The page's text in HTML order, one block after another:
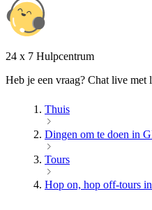
24 x 7 Hulpcentrum
Heb je een vraag? Chat live met
Thuis
Dingen om te doen in
Tours
Hop on, hop off-tours